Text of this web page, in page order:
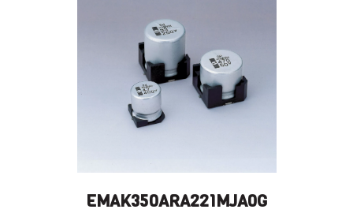
EMAK350ARA221MJA0G